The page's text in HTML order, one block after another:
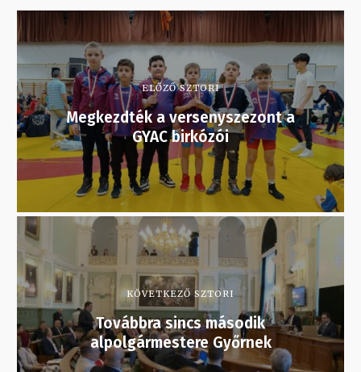
ELŐZŐ SZTORI
Megkezdték a versenyszezont a
GYAC birkózói
KÖVETKEZŐ SZTORI
Továbbra sincs második
alpolgármestere Győrnek